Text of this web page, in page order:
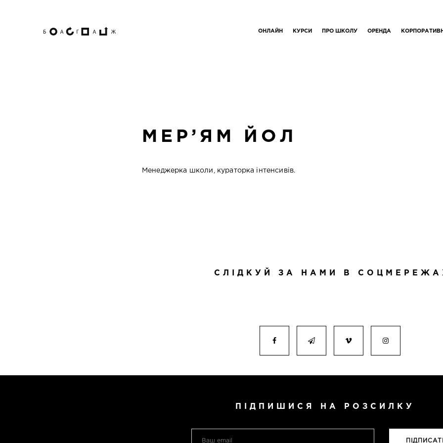
ОНЛАЙН КУРСИ ПРО ШКОЛУ ОРЕНДА
МЕР’ЯМ ЙОЛ
Менеджерка школи, кураторка інтенсивів.
СЛІДКУЙ ЗА НАМИ В
ПІДПИШИСЯ НА РОЗСИЛКУ